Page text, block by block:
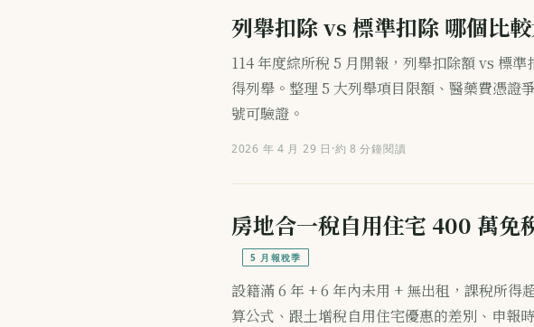
列舉扣除 vs 標準扣除 哪個比
114 年度綜所稅 5 月開報，列舉扣除額 vs 標
得列舉。整理 5 大列舉項目限額、醫藥費憑證
號可驗證。
2026 年 4 月 29 日 ·約 8 分鐘閱讀
房地合一稅自用住宅 400 萬免
5 月報稅季
設籍滿 6 年 + 6 年內未用 + 無出租，課稅所得
算公式、跟土增稅自用住宅優惠的差別、申報